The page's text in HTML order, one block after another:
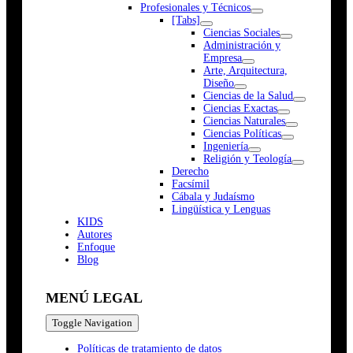
Profesionales y Técnicos
[Tabs]
Ciencias Sociales
Administración y
Empresa
Arte, Arquitectura,
Diseño
Ciencias de la Salud
Ciencias Exactas
Ciencias Naturales
Ciencias Políticas
Ingeniería
Religión y Teología
Derecho
Facsímil
Cábala y Judaísmo
Lingüística y Lenguas
KIDS
Autores
Enfoque
Blog
MENÚ LEGAL
Toggle Navigation
Políticas de tratamiento de datos